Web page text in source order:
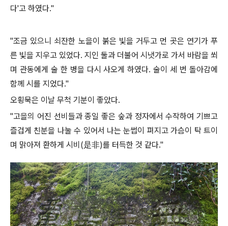
다'고 하였다."
"조금 있으니 쇠잔한 노을이 붉은 빛을 거두고 먼 곳은 연기가 푸
른 빛을 지우고 있었다. 지인 둘과 더불어 시냇가로 가서 바람을 쐬
며 관동에게 술 한 병을 다시 사오게 하였다.술이 세 번 돌아감에
함께 시를 지었다."
오횡묵은 이날 무척 기분이 좋았다.
"고을의 어진 선비들과 종일 좋은 숲과 정자에서 수작하여 기쁘고
즐겁게 친분을 나눌 수 있어서 나는 눈썹이 펴지고 가슴이 탁 트이
며 맑아져 환하게 시비 (是非)를 터득한 것 같다."